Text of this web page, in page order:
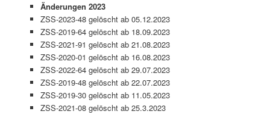
Änderungen 2023
ZSS-2023-48 gelöscht ab 05.12.2023
ZSS-2019-64 gelöscht ab 18.09.2023
ZSS-2021-91 gelöscht ab 21.08.2023
ZSS-2020-01 gelöscht ab 16.08.2023
ZSS-2022-64 gelöscht ab 29.07.2023
ZSS-2019-48 gelöscht ab 22.07.2023
ZSS-2019-30 gelöscht ab 11.05.2023
ZSS-2021-08 gelöscht ab 25.3.2023